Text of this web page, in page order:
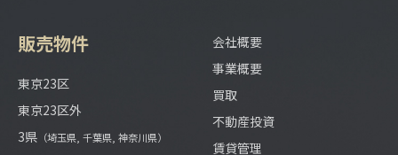
販売物件
東京23区
東京23区外
3県 （埼玉県, 千葉県, 神奈川県）
会社概要
事業概要
買取
不動産投資
賃貸管理